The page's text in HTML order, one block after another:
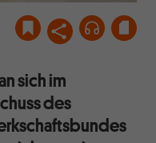
sich im
des